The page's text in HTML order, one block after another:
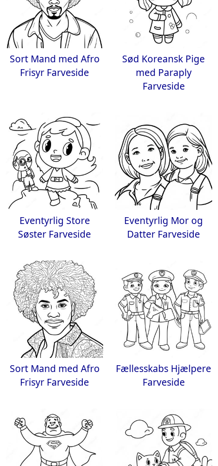
Sort Mand med Afro
Frisyr Farveside
Sød Koreansk Pige
med Paraply
Farveside
Eventyrlig Store
Søster Farveside
Eventyrlig Mor og
Datter Farveside
Sort Mand med Afro
Frisyr Farveside
Fællesskabs Hjælpere
Farveside